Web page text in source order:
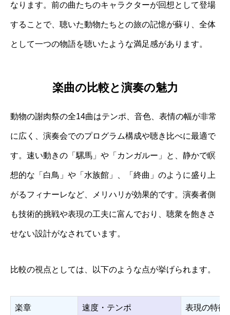
なります。前の曲たちのキャラクターが回想として登場
することで、聴いた動物たちとの旅の記憶が蘇り、全体
として一つの物語を聴いたような満足感があります。
楽曲の比較と演奏の魅力
動物の謝肉祭の全14曲はテンポ、音色、表情の幅が非常
に広く、演奏会でのプログラム構成や聴き比べに最適で
す。速い動きの「騾馬」や「カンガルー」と、静かで瞑
想的な「白鳥」や「水族館」、「終曲」のように盛り上
がるフィナーレなど、メリハリが効果的です。演奏者側
も技術的挑戦や表現の工夫に富んでおり、聴衆を飽きさ
せない設計がなされています。
比較の視点としては、以下のような点が挙げられます。
楽章 速度・テンポ 表現の特徴